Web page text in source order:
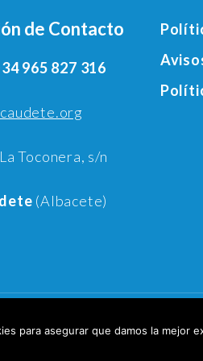
de Contacto
965 827 316
Toconera, s/n
(Albacete)
Realizado por
para asegurar que damos la mejor